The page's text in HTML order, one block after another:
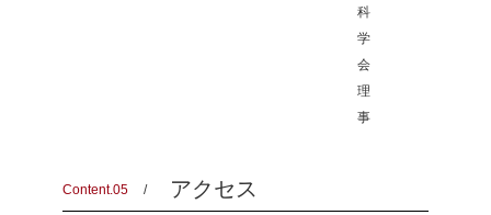
科
学
会
理
事
Content.05 アクセス